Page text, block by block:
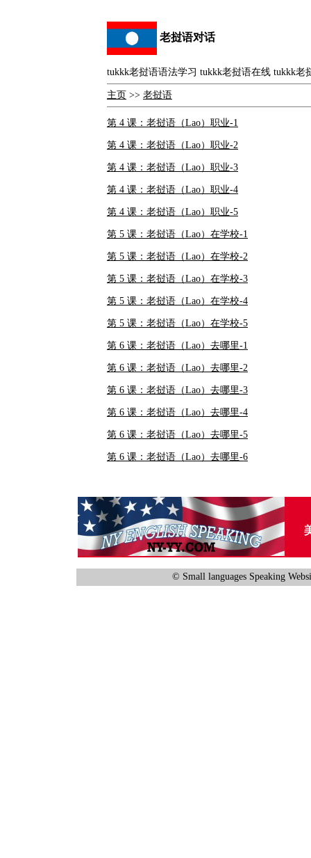
老挝语对话
tukkk老挝语语法学习 tukkk老挝语在线 tukkk老
主页 >> 老挝语
第 4 课：老挝语（Lao）职业-1
第 4 课：老挝语（Lao）职业-2
第 4 课：老挝语（Lao）职业-3
第 4 课：老挝语（Lao）职业-4
第 4 课：老挝语（Lao）职业-5
第 5 课：老挝语（Lao）在学校-1
第 5 课：老挝语（Lao）在学校-2
第 5 课：老挝语（Lao）在学校-3
第 5 课：老挝语（Lao）在学校-4
第 5 课：老挝语（Lao）在学校-5
第 6 课：老挝语（Lao）去哪里-1
第 6 课：老挝语（Lao）去哪里-2
第 6 课：老挝语（Lao）去哪里-3
第 6 课：老挝语（Lao）去哪里-4
第 6 课：老挝语（Lao）去哪里-5
第 6 课：老挝语（Lao）去哪里-6
© Small languages Speaking